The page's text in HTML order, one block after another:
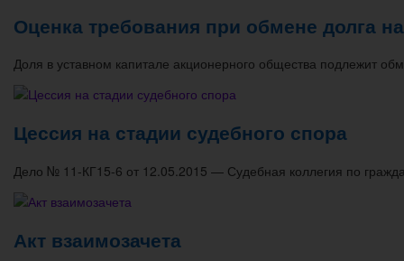
Оценка требования при обмене долга
Доля в уставном капитале акционерного общества подлежит
Цессия на стадии судебного спора
Дело № 11-КГ15-6 от 12.05.2015 — Судебная коллегия по
Акт взаимозачета